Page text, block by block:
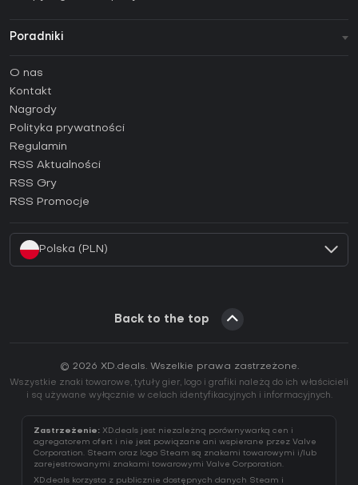
Poradniki
Poradniki
Jak aktywować klucz Steam (CD Key)?
Jak aktywować klucz Epic Games (CD Key)?
Jak aktywować klucz GOG (CD Key)?
Jak aktywować klucz Ubisoft Connect (CD Key)?
O nas
Kontakt
Nagrody
Polityka prywatności
Regulamin
RSS Aktualności
RSS Gry
RSS Promocje
Polska (PLN)
Back to the top
© 2026 XD.deals. Wszelkie prawa zastrzeżone.
Wszystkie znaki towarowe, tytuły gier, logo i grafiki należą do ich właścicieli
i są używane wyłącznie w celach identyfikacyjnych i informacyjnych.
Zastrzeżenie: XD.deals jest niezależną porównywarką cen i
agregatorem ofert i nie jest powiązane ani wspierane przez Valve
Corporation. Steam oraz logo Steam są znakami towarowymi i/lub
zarejestrowanymi znakami towarowymi Valve Corporation.
XD.deals korzysta z publicznie dostępnych danych Steam i